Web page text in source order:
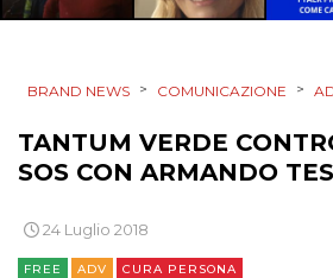
RICERCHE
PREVISIONI/SCENARI
NORMATIVE
BRAND NEWS > COMUNICAZIONE >
TANTUM VERDE
SOS CON ARMANDO
24 Luglio 2018
FREE ADV CURA PERSONA